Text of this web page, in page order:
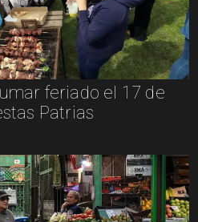
feriado el 17 de
Patrias